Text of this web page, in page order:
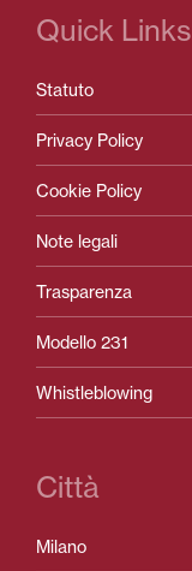
Quick Links
Statuto
Privacy Policy
Cookie Policy
Note legali
Trasparenza
Modello 231
Whistleblowing
Città
Milano